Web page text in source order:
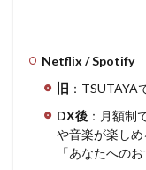
Netflix / Spotify
旧 ：TSUTAYA
DX後 ：月額制
や音楽が楽しめ
「あなたへの